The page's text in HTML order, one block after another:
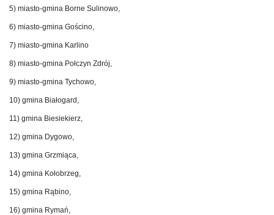
5) miasto-gmina Borne Sulinowo,
6) miasto-gmina Gościno,
7) miasto-gmina Karlino
8) miasto-gmina Połczyn Zdrój,
9) miasto-gmina Tychowo,
10) gmina Białogard,
11) gmina Biesiekierz,
12) gmina Dygowo,
13) gmina Grzmiąca,
14) gmina Kołobrzeg,
15) gmina Rąbino,
16) gmina Rymań,